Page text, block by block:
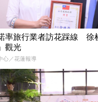
率旅行業者訪花踩線 徐
觀光
心／花蓮報導